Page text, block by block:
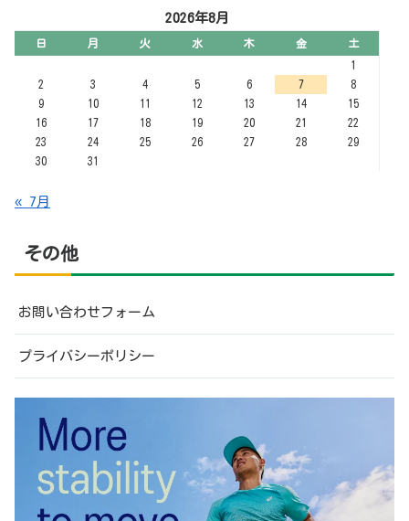
2026年8月
日 月 火 水 木 金
土
1
2
3 4 5 6 7
8
9
10 11 12 13 14
15
16
17 18 19 20 21
22
23
24 25 26 27 28
29
30
31
« 7月
その他
お問い合わせフォーム
プライバシーポリシー